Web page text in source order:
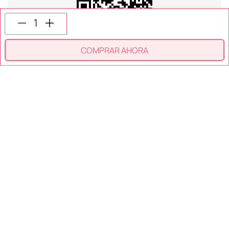
COMPRAR AHORA
SECCIONES